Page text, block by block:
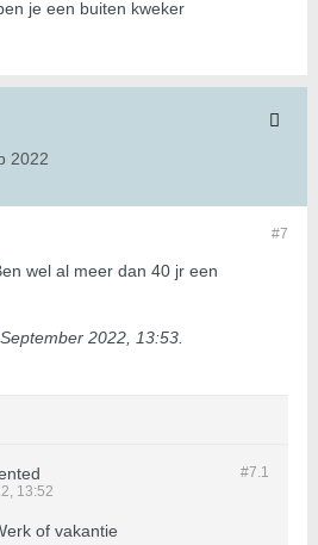
je een buiten kweker
2022
#7
wel al meer dan 40 jr een
2022, 13:53
#7.1
13:52
of vakantie